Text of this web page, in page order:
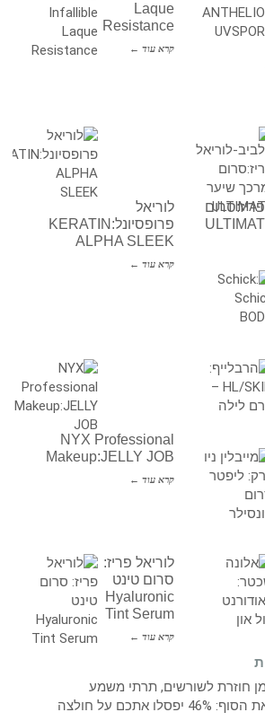
Laque
Resistance
קרא עוד ←
לוריאל
פרופסיונל:KERATIN
ALPHA SLEEK
קרא עוד ←
NYX Professional
Makeup:JELLY JOB
קרא עוד ←
לוריאל פריז:
סרום טינט
Hyaluronic
Tint Serum
קרא עוד ←
חוזרת לשורשים, תרתי משמע
מריחים את הסוף: 46% יפסלו אתכם על חולצה